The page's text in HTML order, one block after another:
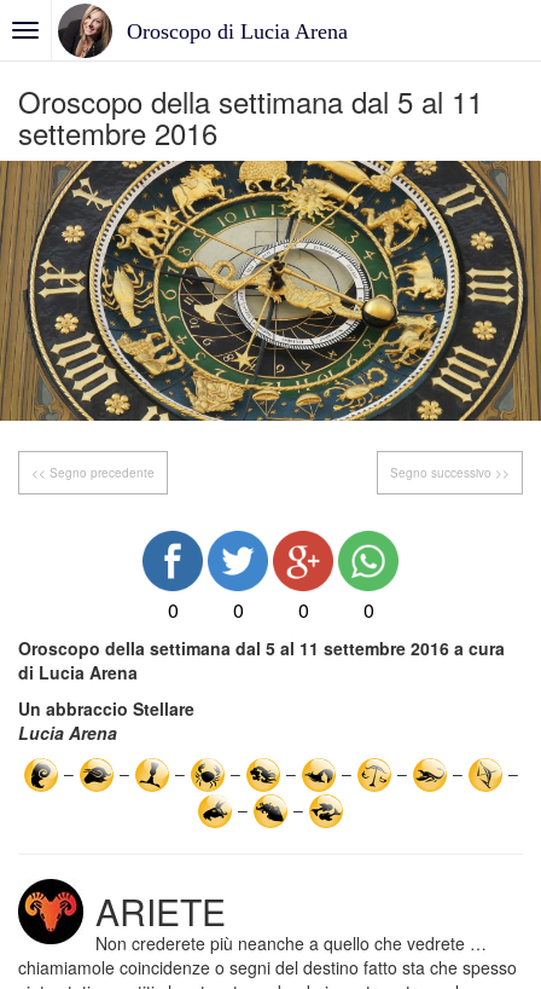
Oroscopo di Lucia Arena
Oroscopo della settimana dal 5 al 11
settembre 2016
<< Segno precedente Segno successivo >>
0 0 0 0
Oroscopo della settimana dal 5 al 11 settembre 2016 a cura
di Lucia Arena
Un abbraccio Stellare
Lucia Arena
–
– – – – – – –
–
–
–
ARIETE
Non crederete più neanche a quello che vedrete …
chiamiamole coincidenze o segni del destino fatto sta che spesso